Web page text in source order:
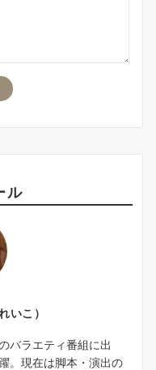
ル
いこ）
バラエティ番組に出
。現在は脚本・演出の